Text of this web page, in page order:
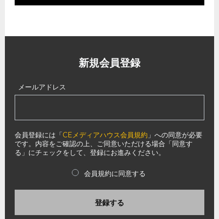
新規会員登録
メールアドレス
会員登録には「CEメディアハウス会員規約 」への同意が必要
です。内容をご確認の上、ご同意いただける場合「同意す
る」にチェックをして、登録にお進みください。
会員規約に同意する
登録する